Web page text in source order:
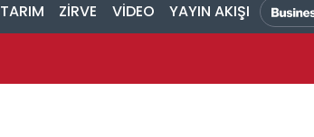
TARIM ZİRVE VİDEO YAYIN AKIŞI